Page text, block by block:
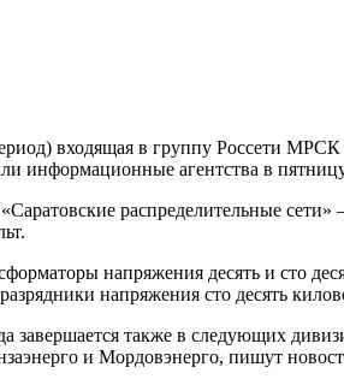
входящая в группу Россети
информационные агентства в
распределительные сети»
напряжения десять и сто
напряжения сто десять
завершается также в следующих
и Мордовэнерго, пишут